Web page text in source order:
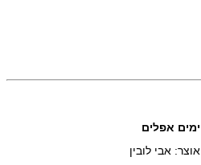
ימים אפלים
אוצר: אבי לובין